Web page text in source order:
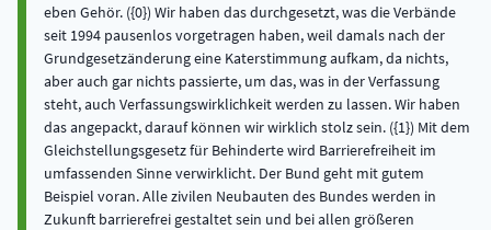
eben Gehör. ({0}) Wir haben das durchgesetzt, was die Verbände
seit 1994 pausenlos vorgetragen haben, weil damals nach der
Grundgesetzänderung eine Katerstimmung aufkam, da nichts,
aber auch gar nichts passierte, um das, was in der Verfassung
steht, auch Verfassungswirklichkeit werden zu lassen. Wir haben
das angepackt, darauf können wir wirklich stolz sein. ({1}) Mit dem
Gleichstellungsgesetz für Behinderte wird Barrierefreiheit im
umfassenden Sinne verwirklicht. Der Bund geht mit gutem
Beispiel voran. Alle zivilen Neubauten des Bundes werden in
Zukunft barrierefrei gestaltet sein und bei allen größeren